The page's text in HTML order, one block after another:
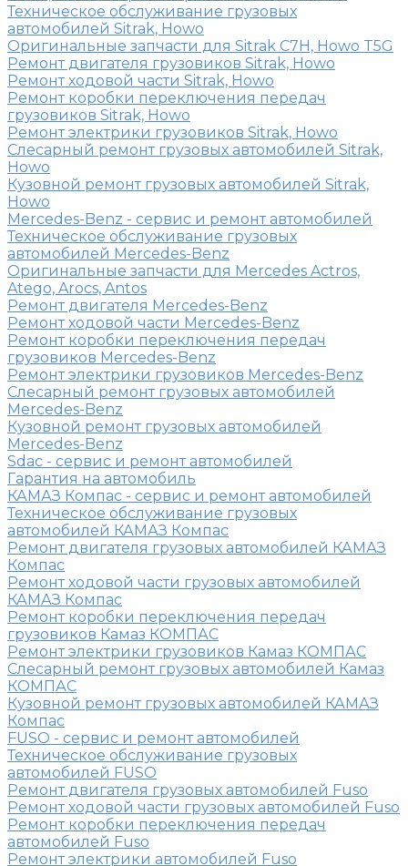
Техническое обслуживание грузовых
автомобилей Sitrak, Howo
Оригинальные запчасти для Sitrak C7H, Howo T5G
Ремонт двигателя грузовиков Sitrak, Howo
Ремонт ходовой части Sitrak, Howo
Ремонт коробки переключения передач
грузовиков Sitrak, Howo
Ремонт электрики грузовиков Sitrak, Howo
Слесарный ремонт грузовых автомобилей Sitrak,
Howo
Кузовной ремонт грузовых автомобилей Sitrak,
Howo
Mercedes-Benz - сервис и ремонт автомобилей
Техническое обслуживание грузовых
автомобилей Mercedes-Benz
Оригинальные запчасти для Mercedes Actros,
Atego, Arocs, Antos
Ремонт двигателя Mercedes-Benz
Ремонт ходовой части Mercedes-Benz
Ремонт коробки переключения передач
грузовиков Mercedes-Benz
Ремонт электрики грузовиков Mercedes-Benz
Слесарный ремонт грузовых автомобилей
Mercedes-Benz
Кузовной ремонт грузовых автомобилей
Mercedes-Benz
Sdac - сервис и ремонт автомобилей
Гарантия на автомобиль
КАМАЗ Компас - сервис и ремонт автомобилей
Техническое обслуживание грузовых
автомобилей КАМАЗ Компас
Ремонт двигателя грузовых автомобилей КАМАЗ
Компас
Ремонт ходовой части грузовых автомобилей
КАМАЗ Компас
Ремонт коробки переключения передач
грузовиков Камаз КОМПАС
Ремонт электрики грузовиков Камаз КОМПАС
Слесарный ремонт грузовых автомобилей Камаз
КОМПАС
Кузовной ремонт грузовых автомобилей КАМАЗ
Компас
FUSO - сервис и ремонт автомобилей
Техническое обслуживание грузовых
автомобилей FUSO
Ремонт двигателя грузовых автомобилей Fuso
Ремонт ходовой части грузовых автомобилей Fuso
Ремонт коробки переключения передач
автомобилей Fuso
Ремонт электрики автомобилей Fuso